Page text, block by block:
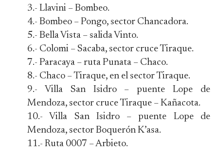
3.- Llavini – Bombeo.
4.- Bombeo – Pongo, sector Chancadora.
5.- Bella Vista – salida Vinto.
6.- Colomi – Sacaba, sector cruce Tiraque.
7.- Paracaya – ruta Punata – Chaco.
8.- Chaco – Tiraque, en el sector Tiraque.
9.- Villa San Isidro – puente Lope de
Mendoza, sector cruce Tiraque – Kañacota.
10.- Villa San Isidro – puente Lope de
Mendoza, sector Boquerón K’asa.
11.- Ruta 0007 – Arbieto.